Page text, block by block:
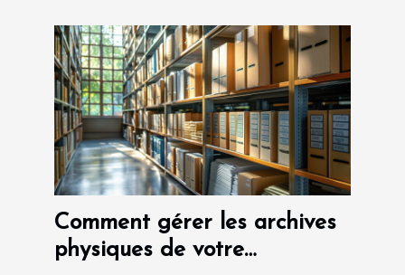
Comment gérer les archives
physiques de votre